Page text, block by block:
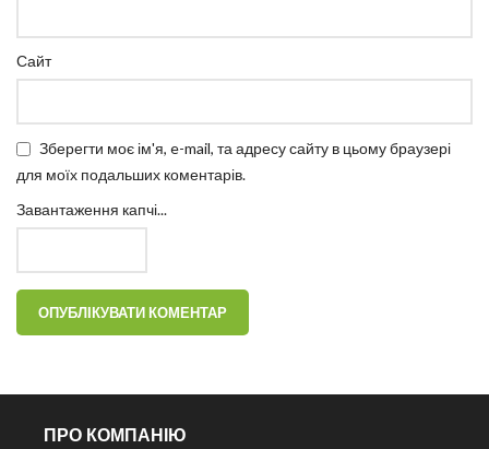
Сайт
Зберегти моє ім'я, e-mail, та адресу сайту в цьому браузері
для моїх подальших коментарів.
Завантаження капчі...
ПРО КОМПАНІЮ